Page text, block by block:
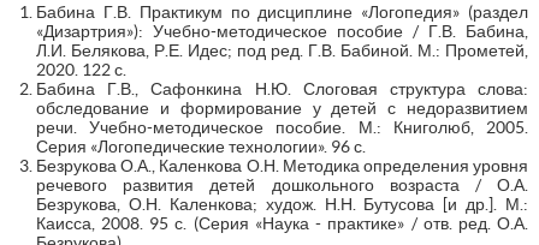
Бабина Г.В. Практикум по дисциплине «Логопедия» (раздел
«Дизартрия»): Учебно-методическое пособие / Г.В. Бабина,
Л.И. Белякова, Р.Е. Идес; под ред. Г.В. Бабиной. М.: Прометей,
2020. 122 с.
Бабина Г.В., Сафонкина Н.Ю. Слоговая структура слова:
обследование и формирование у детей с недоразвитием
речи. Учебно-методическое пособие. М.: Книголюб, 2005.
Серия «Логопедические технологии». 96 с.
Безрукова О.А., Каленкова О.Н. Методика определения уровня
речевого развития детей дошкольного возраста / О.А.
Безрукова, О.Н. Каленкова; худож. Н.Н. Бутусова [и др.]. М.:
Каисса, 2008. 95 с. (Серия «Наука - практике» / отв. ред. О.А.